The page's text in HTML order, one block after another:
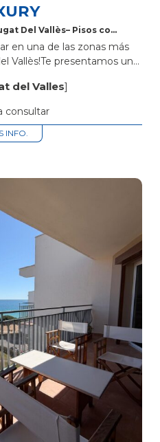
Del Vallès– Pisos con
en una de las zonas más
Vallès!Te presentamos una
Taulet...
del Valles]
consultar
INFO.